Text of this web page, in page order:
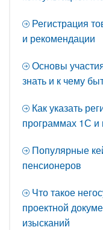
Регистрация
и рекомендации
Основы
знать и к чему
Как указать
программах 1С и
Популярные
пенсионеров
Что такое
проектной
изысканий